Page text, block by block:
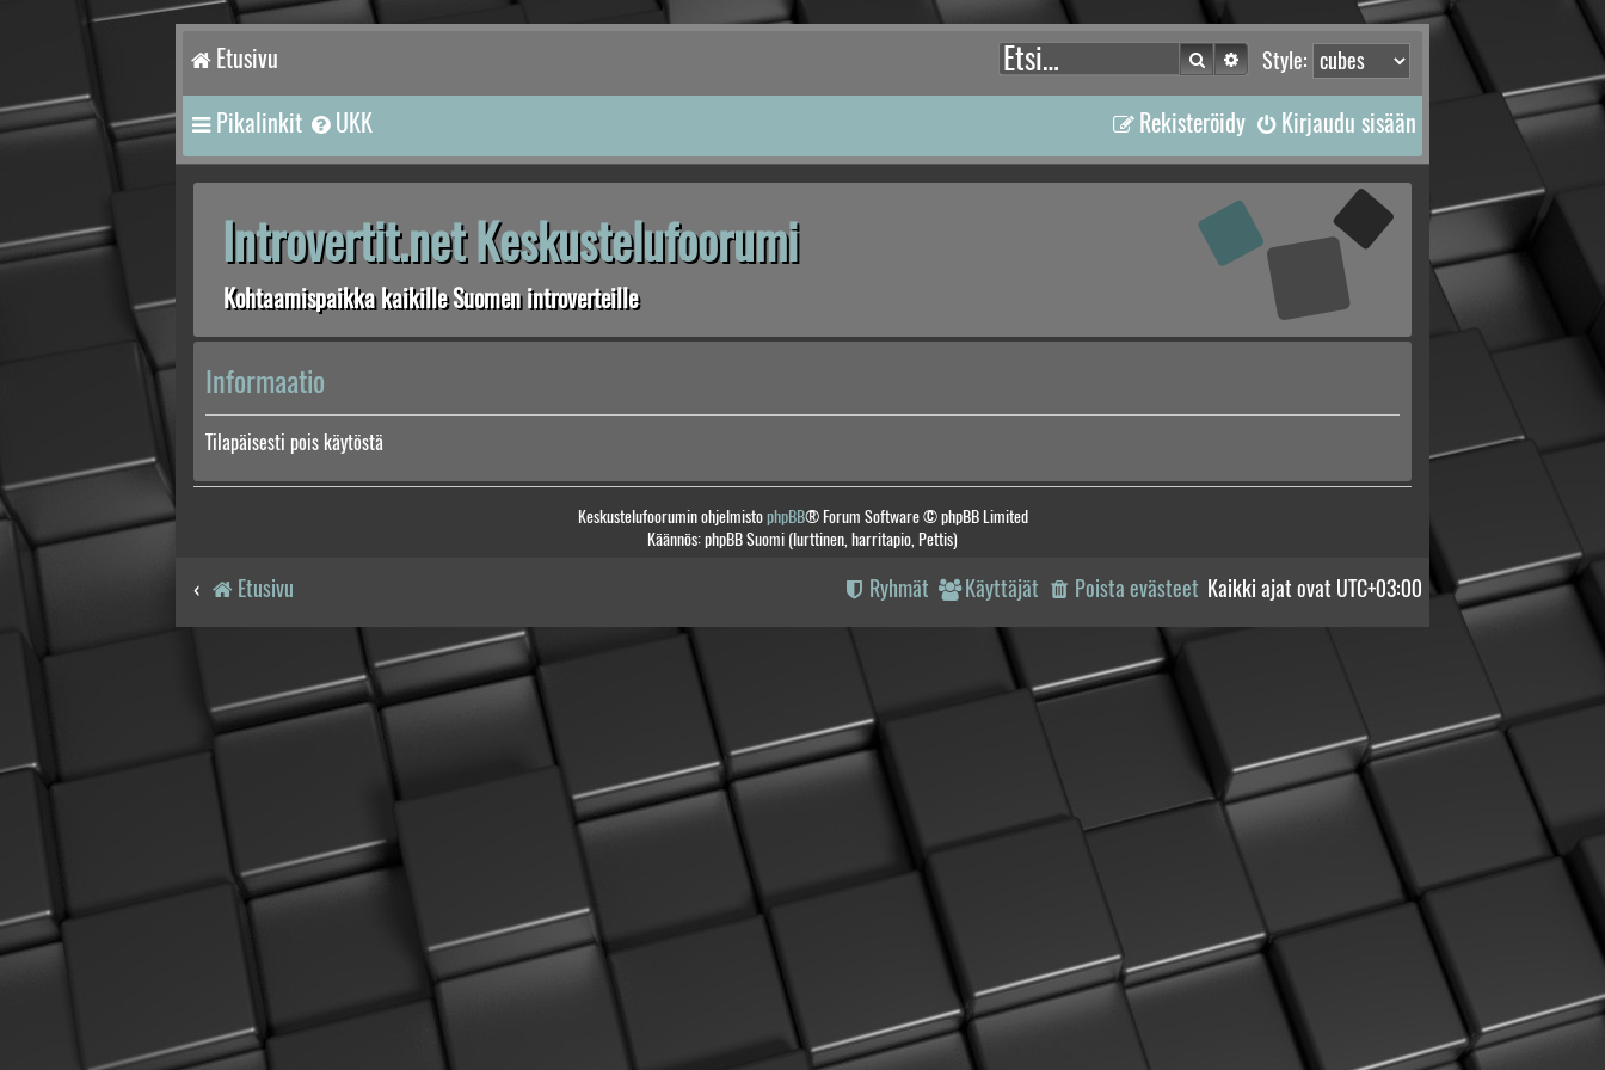
Etusivu Style:
Etsi Tarkennettu haku
Pikalinkit UKK Kirjaudu sisään
Rekisteröidy
Introvertit.net Keskustelufoorumi
Kohtaamispaikka kaikille Suomen introverteille
Informaatio
Tilapäisesti pois käytöstä
Keskustelufoorumin ohjelmistophpBB® Forum Software © phpBB Limited
Käännös: phpBB Suomi (lurttinen, harritapio, Pettis)
Etusivu Kaikki ajat ovat UTC+03:00
Poista evästeet
Käyttäjät
Ryhmät